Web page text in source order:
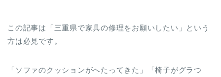
この記事は「三重県で家具の修理をお願いしたい」という
方は必見です。
「ソファのクッションがへたってきた」「椅子がグラつ